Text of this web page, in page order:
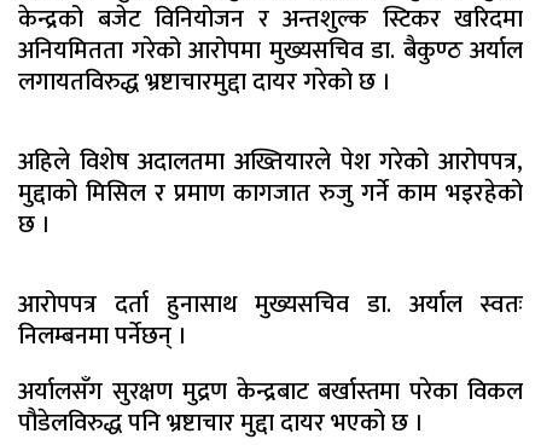
केन्द्रको बजेट विनियोजन र अन्तशुल्क स्टिकर खरिदमा
अनियमितता गरेको आरोपमा मुख्यसचिव डा. बैकुण्ठ अर्याल
लगायतविरुद्ध भ्रष्टाचारमुद्दा दायर गरेको छ ।
अहिले विशेष अदालतमा अख्तियारले पेश गरेको आरोपपत्र,
मुद्दाको मिसिल र प्रमाण कागजात रुजु गर्ने काम भइरहेको
छ ।
आरोपपत्र दर्ता हुनासाथ मुख्यसचिव डा. अर्याल स्वतः
निलम्बनमा पर्नेछन् ।
अर्यालसँग सुरक्षण मुद्रण केन्द्रबाट बर्खास्तमा परेका विकल
पौडेलविरुद्ध पनि भ्रष्टाचार मुद्दा दायर भएको छ ।